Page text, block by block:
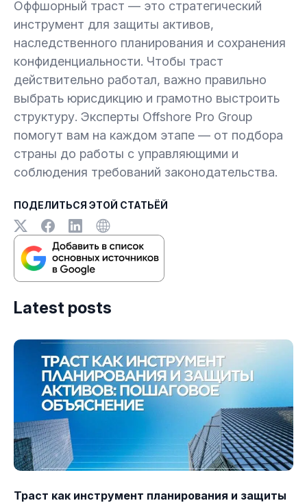
Оффшорный траст — это стратегический
инструмент для защиты активов,
наследственного планирования и сохранения
конфиденциальности. Чтобы траст
действительно работал, важно правильно
выбрать юрисдикцию и грамотно выстроить
структуру. Эксперты Offshore Pro Group
помогут вам на каждом этапе — от подбора
страны до работы с управляющими и
соблюдения требований законодательства.
ПОДЕЛИТЬСЯ ЭТОЙ СТАТЬЁЙ
Latest posts
Траст как инструмент планирования и защиты